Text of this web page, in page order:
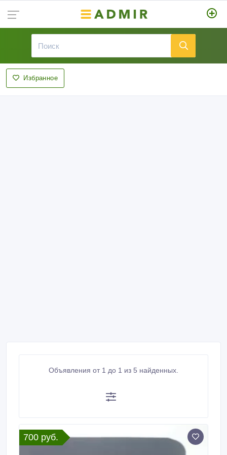
Избранное
Объявления от 1 до 1 из 5 найденных.
700 руб.